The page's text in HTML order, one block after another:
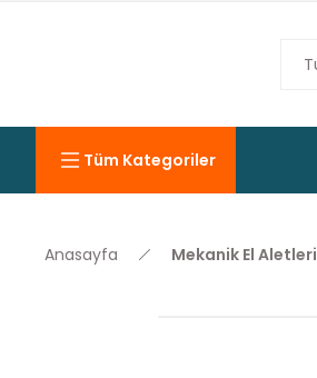
Tüm Kategoriler
Anasayfa Mekanik El Aletleri